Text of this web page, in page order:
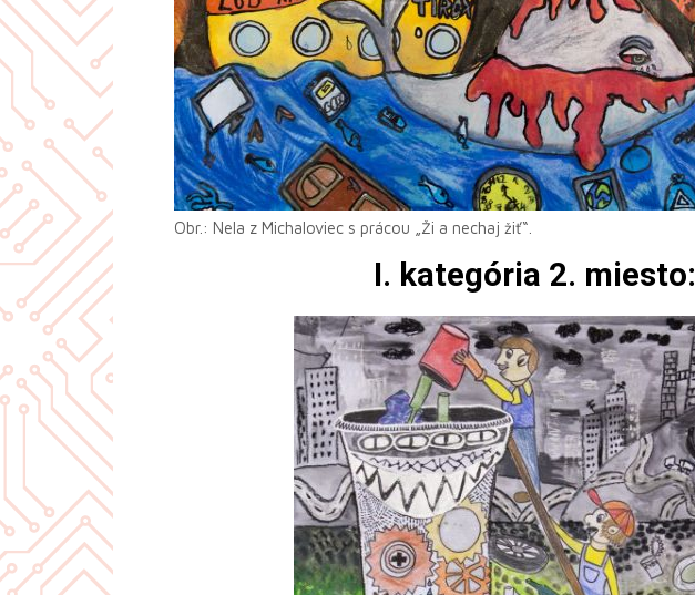
Obr.: Nela z Michaloviec s prácou „Ži a nechaj žiť“.
I. kategória 2. miesto: